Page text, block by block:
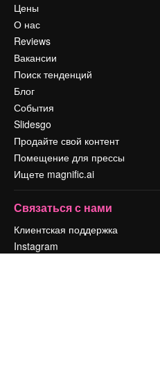
Цены
О нас
Reviews
Вакансии
Поиск тенденций
Блог
События
Slidesgo
Продайте свой контент
Помещение для прессы
Ищете magnific.ai
Связаться с нами
Клиентская поддержка
Instagram